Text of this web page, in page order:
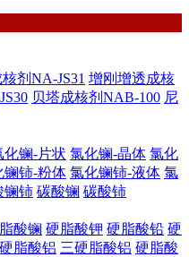
剂NA-JS31 增刚增透成核
贝塔成核剂NAB-100 尼
化镧-片状 氯化镧-晶体 氯化
镧铈-粉体 氯化镧铈-液体 氯
镧铈 碳酸镧 碳酸铈
酸镧 硬脂酸钾 硬脂酸铅 硬
硬脂酸铝 三硬脂酸铝 硬脂酸